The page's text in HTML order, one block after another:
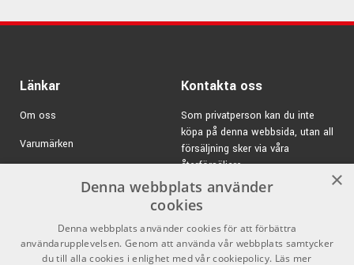
Länkar
Om oss
Varumärken
Försäljningsvillkor
Inlogg för återförsäljare
Kontakta oss
Som privatperson kan du inte
köpa på denna webbsida, utan all
försäljning sker via våra
återförsäljare.
E-post:info@emnordic.se
×
Denna webbplats använder
cookies
Denna webbplats använder cookies för att förbättra
användarupplevelsen. Genom att använda vår webbplats samtycker
du till alla cookies i enlighet med vår cookiepolicy. Läs mer